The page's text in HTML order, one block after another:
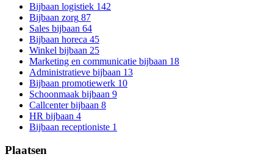
Bijbaan logistiek 142
Bijbaan zorg 87
Sales bijbaan 64
Bijbaan horeca 45
Winkel bijbaan 25
Marketing en communicatie bijbaan 18
Administratieve bijbaan 13
Bijbaan promotiewerk 10
Schoonmaak bijbaan 9
Callcenter bijbaan 8
HR bijbaan 4
Bijbaan receptioniste 1
Plaatsen